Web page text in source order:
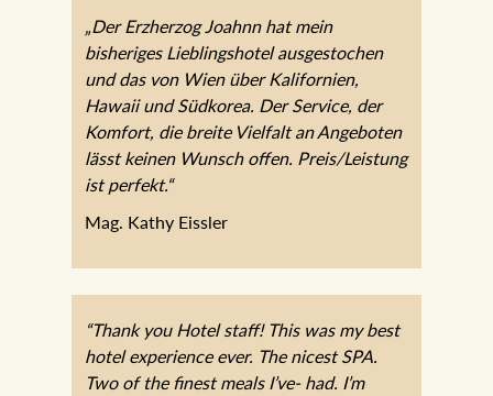
„Der Erzherzog Joahnn hat mein
bisheriges Lieblingshotel ausgestochen
und das von Wien über Kalifornien,
Hawaii und Südkorea. Der Service, der
Komfort, die breite Vielfalt an Angeboten
lässt keinen Wunsch offen. Preis/Leistung
ist perfekt.“
Mag. Kathy Eissler
“Thank you Hotel staff! This was my best
hotel experience ever. The nicest SPA.
Two of the finest meals I’ve- had. I’m